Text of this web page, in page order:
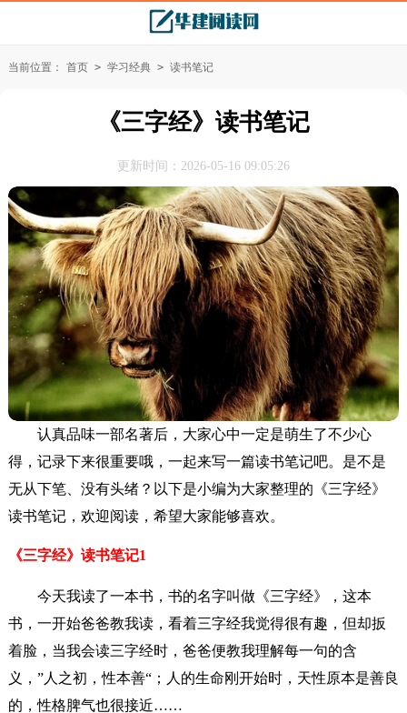
当前位置： 首页 > 学习经典 > 读书笔记
《三字经》读书笔记
更新时间：2026-05-16 09:05:26
认真品味一部名著后，大家心中一定是萌生了不少心
得，记录下来很重要哦，一起来写一篇读书笔记吧。是不是
无从下笔、没有头绪？以下是小编为大家整理的《三字经》
读书笔记，欢迎阅读，希望大家能够喜欢。
《三字经》读书笔记1
今天我读了一本书，书的名字叫做《三字经》，这本
书，一开始爸爸教我读，看着三字经我觉得很有趣，但却扳
着脸，当我会读三字经时，爸爸便教我理解每一句的含
义，”人之初，性本善“；人的生命刚开始时，天性原本是善良
的，性格脾气也很接近……